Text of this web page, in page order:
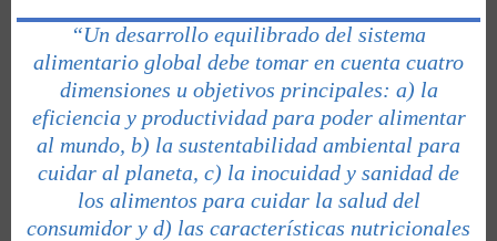
“Un desarrollo equilibrado del sistema
alimentario global debe tomar en cuenta cuatro
dimensiones u objetivos principales: a) la
eficiencia y productividad para poder alimentar
al mundo, b) la sustentabilidad ambiental para
cuidar al planeta, c) la inocuidad y sanidad de
los alimentos para cuidar la salud del
consumidor y d) las características nutricionales